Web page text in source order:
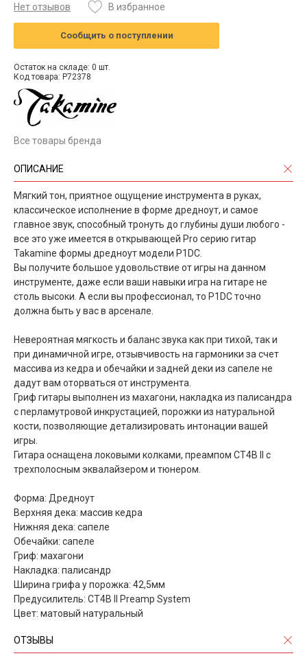
Нет отзывов В избранное
Сообщить о поступлении
Остаток на складе: 0 шт.
Код товара: P72378
Все товары бренда
ОПИСАНИЕ
Мягкий тон, приятное ощущение инструмента в руках,
классическое исполнение в форме дредноут, и самое
главное звук, способный тронуть до глубины души любого -
все это уже имеется в открывающей Pro серию гитар
Takamine формы дредноут модели P1DC.
Вы получите большое удовольствие от игры на данном
инструменте, даже если ваши навыки игра на гитаре не
столь высоки. А если вы профессионал, то P1DC точно
должна быть у вас в арсенале.
Невероятная мягкость и баланс звука как при тихой, так и
при динамичной игре, отзывчивость на гармоники за счет
массива из кедра и обечайки и задней деки из сапеле не
дадут вам оторваться от инструмента.
Гриф гитары выполнен из махагони, накладка из палисандра
с перламутровой инкрустацией, порожки из натуральной
кости, позволяющие детализировать интонации вашей
игры.
Гитара оснащена локовыми колками, преампом CT4B II с
трехполосным эквалайзером и тюнером.
Форма: Дредноут
Верхняя дека: массив кедра
Нижняя дека: сапеле
Обечайки: сапеле
Гриф: махагони
Накладка: палисандр
Ширина грифа у порожка: 42,5мм
Предусилитель: CT4B II Preamp System
Цвет: матовый натуральный
ОТЗЫВЫ